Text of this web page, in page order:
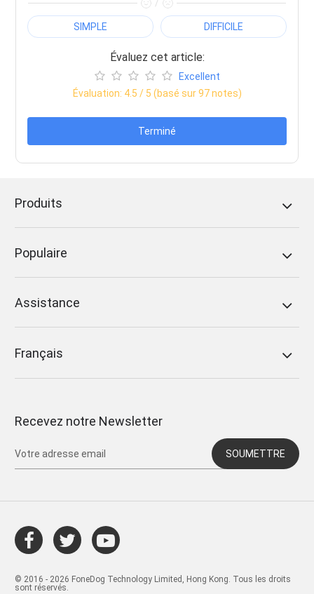
/
SIMPLE DIFFICILE
Évaluez cet article:
Excellent
Évaluation: 4.5 / 5 (basé sur97notes)
Terminé
Produits
Populaire
Assistance
Français
Recevez notre Newsletter
SOUMETTRE
© 2016 - 2026 FoneDog Technology Limited, Hong Kong. Tous les droits
sont réservés.